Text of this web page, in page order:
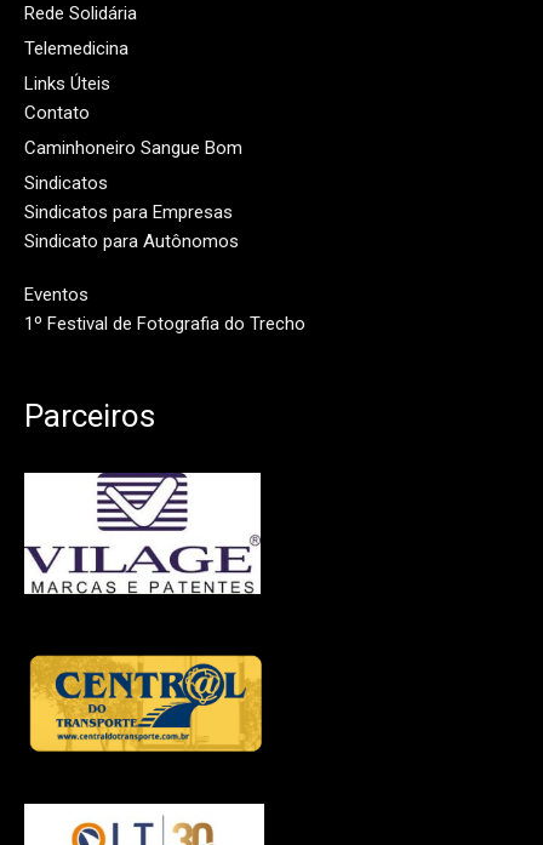
Rede Solidária
Telemedicina
Links Úteis
Contato
Caminhoneiro Sangue Bom
Sindicatos
Sindicatos para Empresas
Sindicato para Autônomos
Eventos
1º Festival de Fotografia do Trecho
Parceiros